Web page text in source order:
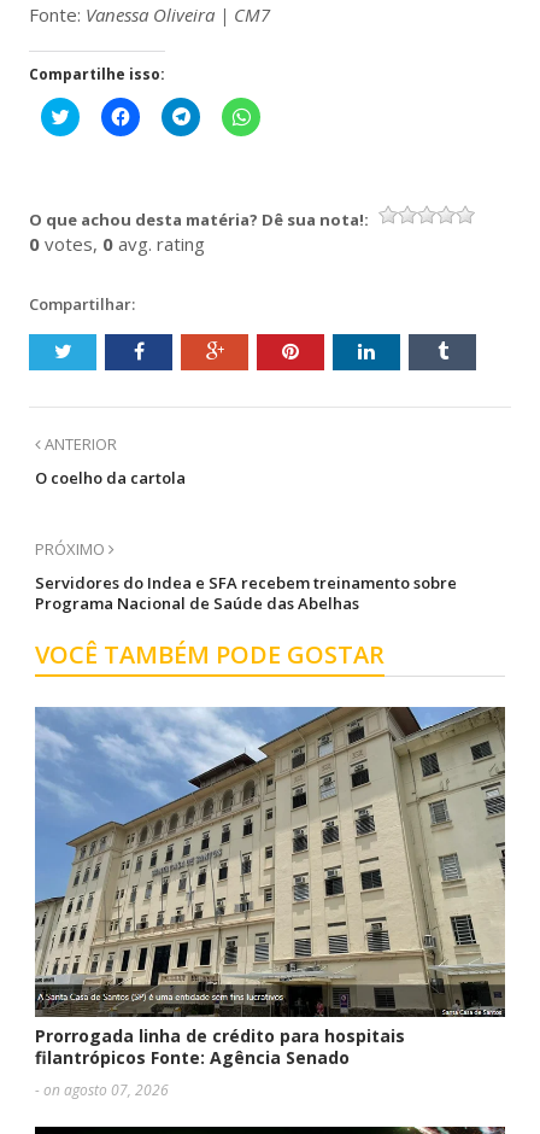
Fonte: Vanessa Oliveira | CM7
Compartilhe isso:
Clique
para
janela)
Clique
para
janela)
Clique
para
janela)
Clique
para
janela)
O que achou desta matéria? Dê sua nota!:
0 votes, 0 avg. rating
Compartilhar:
ANTERIOR
O coelho da cartola
PRÓXIMO
Servidores do Indea e SFA recebem treinamento sobre
Programa Nacional de Saúde das Abelhas
VOCÊ TAMBÉM PODE GOSTAR
Prorrogada linha de crédito para hospitais
filantrópicos Fonte: Agência Senado
- on agosto 07, 2026